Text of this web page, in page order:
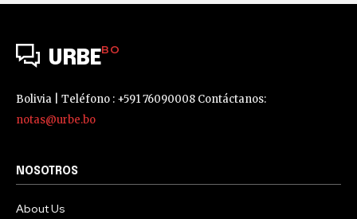
URBEBO
Bolivia | Teléfono : +591 76090008 Contáctanos:
notas@urbe.bo
NOSOTROS
About Us